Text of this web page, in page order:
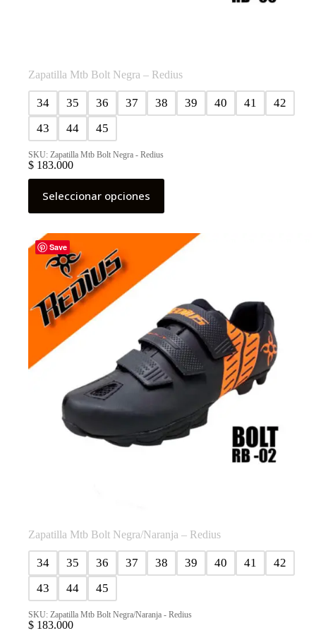
Zapatilla Mtb Bolt Negra – Redius
34 35 36 37 38 39 40 41
42
43
44 45
SKU: Zapatilla Mtb Bolt Negra - Redius
$ 183.000
Seleccionar opciones
Este
producto
tiene
variantes.
Las
opciones
elegir
en
producto
Save
Zapatilla Mtb Bolt Negra/Naranja – Redius
34 35 36 37 38 39 40 41
42
43
44 45
SKU: Zapatilla Mtb Bolt Negra/Naranja - Redius
$ 183.000